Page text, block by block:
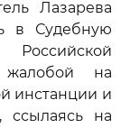
Лазарева
в Судебную
жалобой на
инстанции и
ссылаясь на